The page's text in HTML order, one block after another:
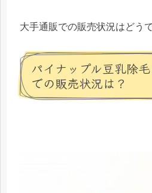
大手通販での販売状況はどう
パイナップル豆乳除
での販売状況は？